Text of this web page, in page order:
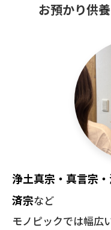
お預かり供
浄土真宗・真言宗
済宗など
モノピックでは幅広